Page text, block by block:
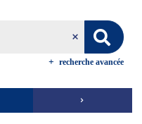
recherche avancée